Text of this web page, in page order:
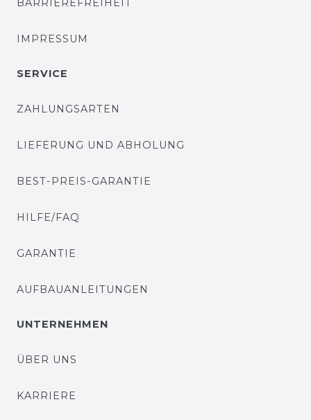
BARRIEREFREIHEIT
IMPRESSUM
SERVICE
ZAHLUNGSARTEN
LIEFERUNG UND ABHOLUNG
BEST-PREIS-GARANTIE
HILFE/FAQ
GARANTIE
AUFBAUANLEITUNGEN
UNTERNEHMEN
ÜBER UNS
KARRIERE